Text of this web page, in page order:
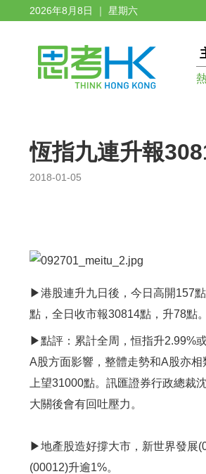
2026年8月8日 ｜ 星期六
恆指九連升報
2018-01-05
▶港股連升九日後，今日高開157
點，全日收市報30814點，升78點
▶點評：累計全周，恒指升2.99%
A股方面影響，整體走勢和A股亦
上望31000點。訊匯證券行政總裁
大關後會有回吐壓力。
▶地產股造好撐大市，新世界發展
(00012)升逾1%。